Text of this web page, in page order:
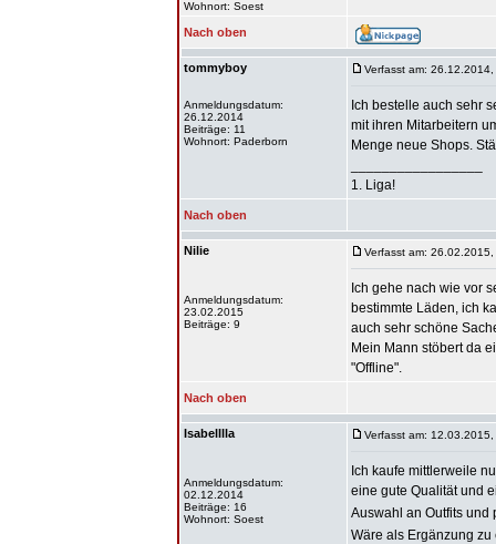
Wohnort: Soest
Nach oben
tommyboy
Anmeldungsdatum:
26.12.2014
Beiträge: 11
Wohnort: Paderborn
Verfasst am:
Ich bestelle auch sehr
mit ihren Mitarbeitern
Menge neue Shops.
1. Liga!
Nach oben
Nilie
Anmeldungsdatum:
23.02.2015
Beiträge: 9
Verfasst am:
Ich gehe nach wie vor
bestimmte Läden, ich
auch sehr schöne
Mein Mann stöbert da
"Offline".
Nach oben
Isabelllla
Anmeldungsdatum:
02.12.2014
Beiträge: 16
Wohnort: Soest
Verfasst am:
Ich kaufe mittlerweile
eine gute Qualität und
Auswahl an Outfits und
Wäre als Ergänzung